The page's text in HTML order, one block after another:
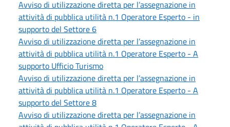
Avviso di utilizzazione diretta per l’assegnazione in
attività di pubblica utilità n.1 Operatore Esperto - in
supporto del Settore 6
Avviso di utilizzazione diretta per l’assegnazione in
attività di pubblica utilità n.1 Operatore Esperto - A
supporto Ufficio Turismo
Avviso di utilizzazione diretta per l’assegnazione in
attività di pubblica utilità n.1 Operatore Esperto - A
supporto del Settore 8
Avviso di utilizzazione diretta per l’assegnazione in